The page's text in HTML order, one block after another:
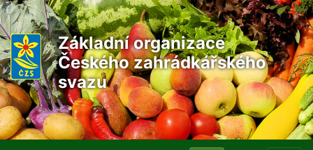
Základní organizace
Českého zahrádkářského
svazu